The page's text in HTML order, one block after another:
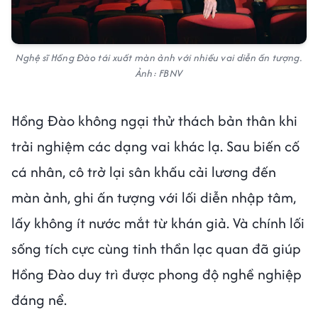
Nghệ sĩ Hồng Đào tái xuất màn ảnh với nhiều vai diễn ấn tượng.
Ảnh: FBNV
Hồng Đào không ngại thử thách bản thân khi
trải nghiệm các dạng vai khác lạ. Sau biến cố
cá nhân, cô trở lại sân khấu cải lương đến
màn ảnh, ghi ấn tượng với lối diễn nhập tâm,
lấy không ít nước mắt từ khán giả. Và chính lối
sống tích cực cùng tinh thần lạc quan đã giúp
Hồng Đào duy trì được phong độ nghề nghiệp
đáng nể.